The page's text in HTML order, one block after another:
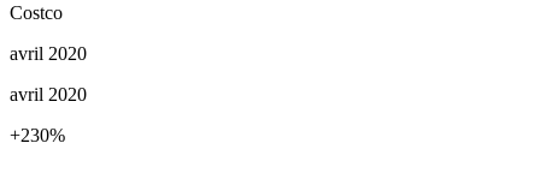
Costco
avril 2020
avril 2020
+230%